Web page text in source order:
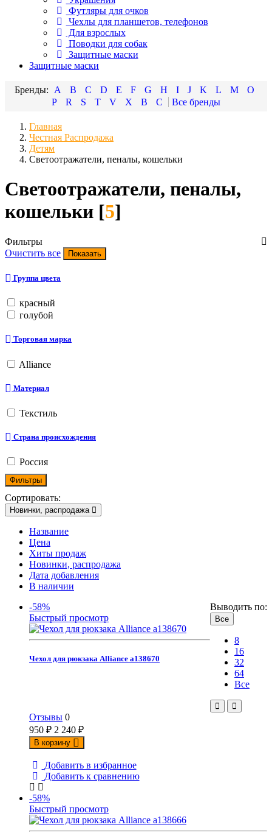
Футляры для очков
Чехлы для планшетов, телефонов
Для взрослых
Поводки для собак
Защитные маски
Защитные маски
A B C D E F G H I J K L M
O
P
R S T V X В С
Главная
Честная Распродажа
Детям
Светоотражатели, пеналы, кошельки
Светоотражатели, пеналы,
кошельки [5]
Фильтры
Очистить все
Группа цвета
красный
голубой
Торговая марка
Alliance
Материал
Текстиль
Страна происхождения
Россия
Фильтры
Сортировать:
Новинки, распродажа
Название
Цена
Хиты продаж
Новинки, распродажа
Дата добавления
В наличии
Выводить по:
Все
8
16
32
64
Все
-58%
Быстрый просмотр
Чехол для рюкзака Alliance а138670
Отзывы 0
950 ₽ 2 240 ₽
В корзину
Добавить в избранное
Добавить к сравнению
-58%
Быстрый просмотр